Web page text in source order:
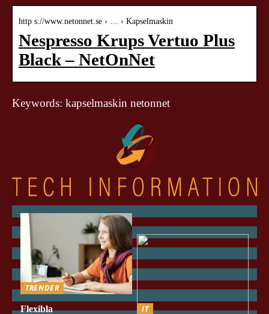
http s://www.netonnet.se › … › Kapselmaskin
Nespresso Krups Vertuo Plus
Black – NetOnNet
Keywords: kapselmaskin netonnet
TRENDER
Flexibla IT